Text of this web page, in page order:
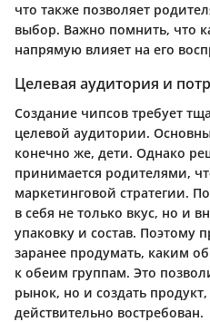
что также позволяет
выбор. Важно помнить, что
напрямую влияет на его
Целевая аудитория и
Создание чипсов требует
целевой аудитории.
конечно же, дети. Однако
принимается родителями,
маркетинговой стратегии.
в себя не только вкус, но и
упаковку и состав. Поэтому
заранее продумать, каким
к обеим группам. Это
рынок, но и создать
действительно востребован.